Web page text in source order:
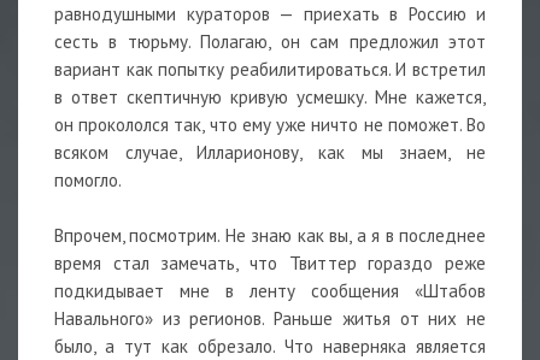
равнодушными кураторов — приехать в Россию и
сесть в тюрьму. Полагаю, он сам предложил этот
вариант как попытку реабилитироваться. И встретил
в ответ скептичную кривую усмешку. Мне кажется,
он прокололся так, что ему уже ничто не поможет. Во
всяком случае, Илларионову, как мы знаем, не
помогло.
Впрочем, посмотрим. Не знаю как вы, а я в последнее
время стал замечать, что Твиттер гораздо реже
подкидывает мне в ленту сообщения «Штабов
Навального» из регионов. Раньше житья от них не
было, а тут как обрезало. Что наверняка является